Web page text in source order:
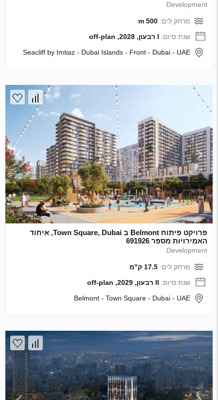
Development
מרחק לים:500 m
שנת סיום: I רבעון, 2028, off-plan
Seacliff by Imtiaz - Dubai Islands - Front - Dubai - UAE
פרויקט פיתוח Belmont ב Town Square, Dubai, איחוד
האמירויות מספר 691926
Development
מרחק לים:17.5 ק"מ
שנת סיום: II רבעון, 2029, off-plan
Belmont - Town Square - Dubai - UAE